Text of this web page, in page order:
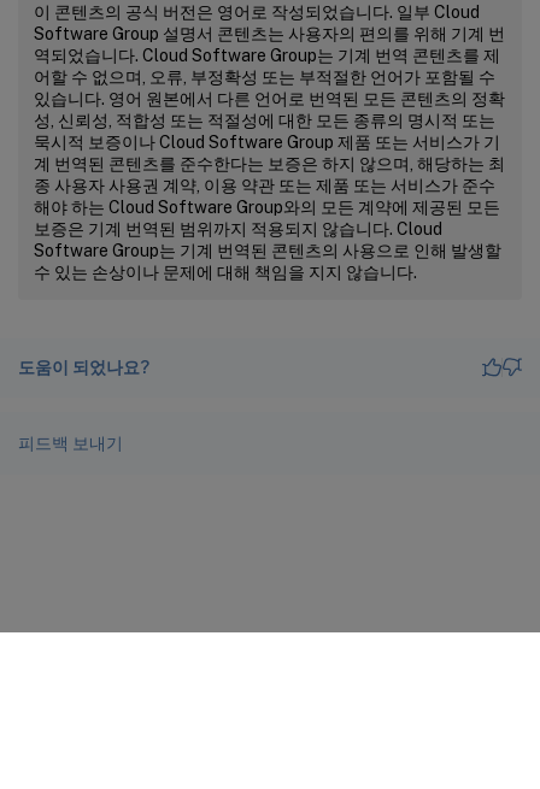
이 콘텐츠의 공식 버전은 영어로 작성되었습니다. 일부 Cloud
Software Group 설명서 콘텐츠는 사용자의 편의를 위해 기계 번
역되었습니다. Cloud Software Group는 기계 번역 콘텐츠를 제
어할 수 없으며, 오류, 부정확성 또는 부적절한 언어가 포함될 수
있습니다. 영어 원본에서 다른 언어로 번역된 모든 콘텐츠의 정확
성, 신뢰성, 적합성 또는 적절성에 대한 모든 종류의 명시적 또는
묵시적 보증이나 Cloud Software Group 제품 또는 서비스가 기
계 번역된 콘텐츠를 준수한다는 보증은 하지 않으며, 해당하는 최
종 사용자 사용권 계약, 이용 약관 또는 제품 또는 서비스가 준수
해야 하는 Cloud Software Group와의 모든 계약에 제공된 모든
보증은 기계 번역된 범위까지 적용되지 않습니다. Cloud
Software Group는 기계 번역된 콘텐츠의 사용으로 인해 발생할
수 있는 손상이나 문제에 대해 책임을 지지 않습니다.
도움이 되었나요?
피드백 보내기